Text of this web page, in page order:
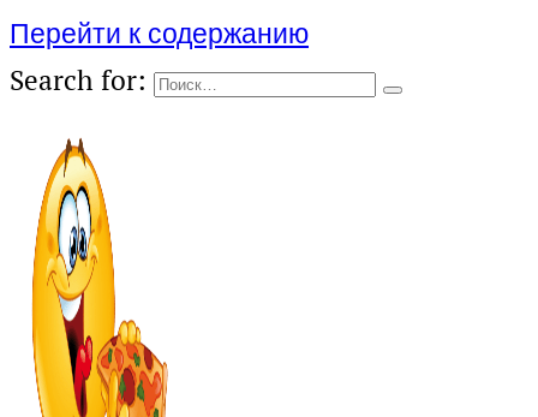
Перейти к содержанию
Search for: